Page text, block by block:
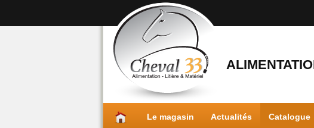
Le magasin Actualités Catalogue